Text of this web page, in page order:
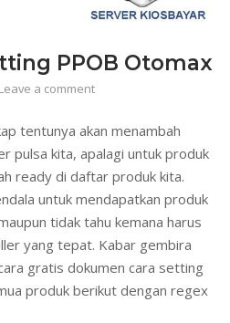
PPOB Otomax
Leave a comment
tentunya akan menambah
pulsa kita, apalagi untuk produk
ready di daftar produk kita.
untuk mendapatkan produk
tidak tahu kemana harus
yang tepat. Kabar gembira
gratis dokumen cara setting
produk berikut dengan regex